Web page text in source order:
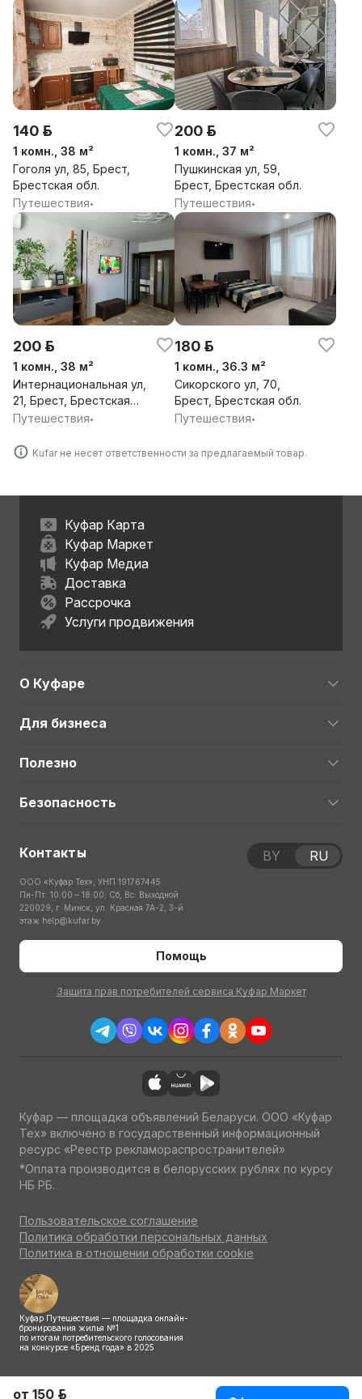
140 р.
1 комн., 38 м²
Гоголя ул, 85, Брест,
Брестская обл.
Путешествия•
200 р.
1 комн., 37 м²
Пушкинская ул, 59,
Брест, Брестская обл.
Путешествия•
200 р.
1 комн., 38 м²
Интернациональная ул,
21, Брест, Брестская
обл.
Путешествия•
180 р.
1 комн., 36.3 м²
Сикорского ул, 70,
Брест, Брестская обл.
Путешествия•
Kufar не несет ответственности за предлагаемый товар.
от 150 р.
Куфар Карта
Куфар Маркет
Куфар Медиа
Доставка
Рассрочка
Услуги продвижения
О Куфаре
Для бизнеса
Полезно
Безопасность
Контакты
ООО «Куфар Тех», УНП 191767445
Пн-Пт: 10:00 – 18:00; Сб, Вс: Выходной
220029, г. Минск, ул. Красная 7А-2, 3-й
этаж help@kufar.by
Помощь
Защита прав потребителей сервиса Куфар Маркет
BY RU
Куфар — площадка объявлений Беларуси. ООО «Куфар
Тех» включено в государственный информационный
ресурс «Реестр рекламораспространителей»
*Оплата производится в белорусских рублях по курсу
НБ РБ.
Пользовательское соглашение
Политика обработки персональных данных
Политика в отношении обработки cookie
Куфар Путешествия — площадка онлайн-
бронирования жилья №1
по итогам потребительского голосования
на конкурсе «Бренд года» в 2025